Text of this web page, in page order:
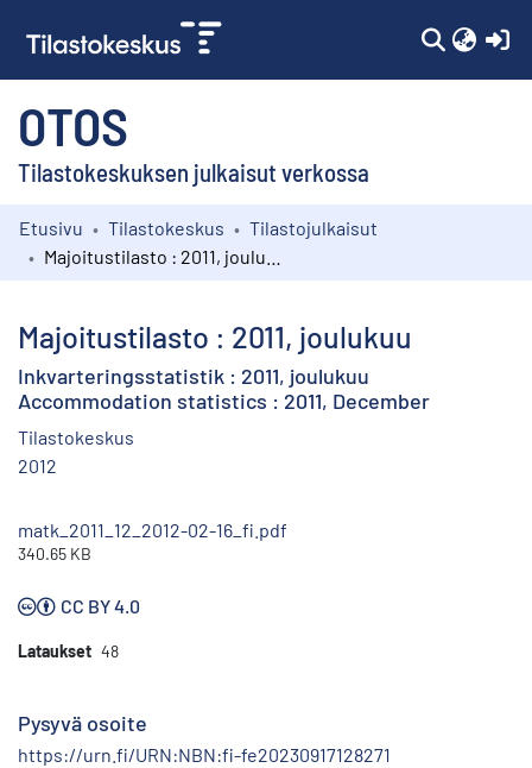
OTOS
Tilastokeskuksen julkaisut verkossa
Kokoelmat
Etusivu Tilastokeskus
Tilastojulkaisut
Majoitustilasto : 2011, joulukuu
Inkvarteringsstatistik : 2011, joulukuu
Accommodation statistics : 2011, December
Tilastokeskus
2012
matk_2011_12_2012-02-16_fi.pdf
340.65 KB
CC BY 4.0
Lataukset 48
Pysyvä osoite
https://urn.fi/URN:NBN:fi-fe20230917128271